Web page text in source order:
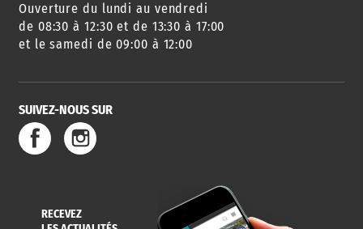
AGENDA
DES SORTIES
URBANISME
SERVICE
DE L'EAU
Ouverture du lundi au vendredi
de 08:30 à 12:30 et de 13:30 à 17:00
et le samedi de 09:00 à 12:00
SUIVEZ-NOUS SUR
RECEVEZ